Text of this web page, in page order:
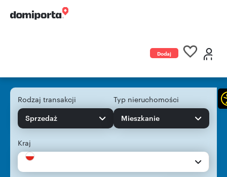
Dodaj
Rodzaj transakcji
Sprzedaż
Typ nieruchomości
Mieszkanie
Kraj